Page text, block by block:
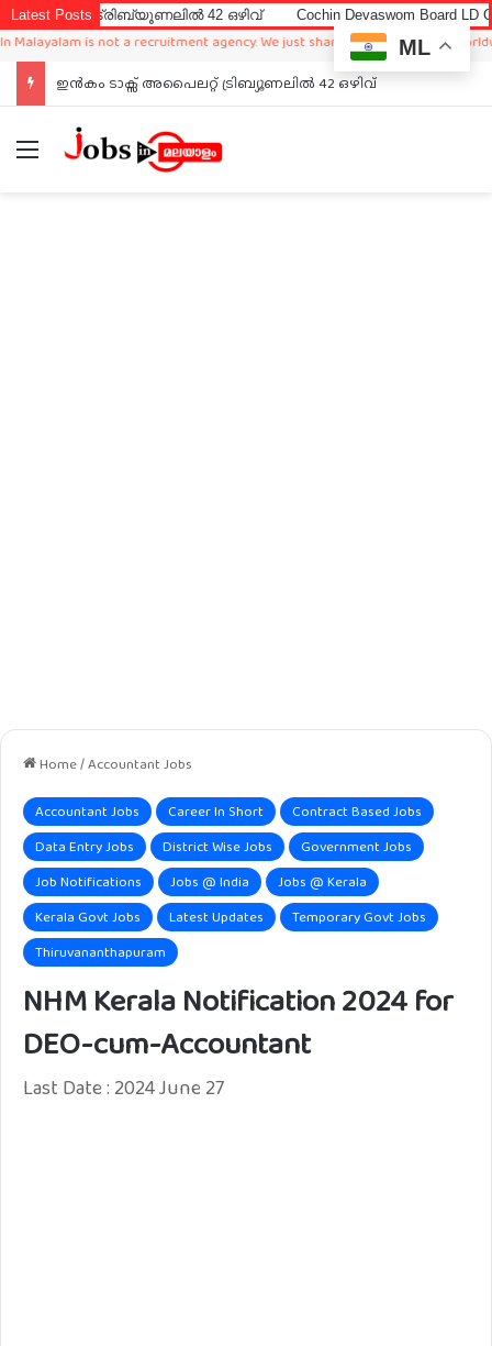
Latest Posts 42 ഒഴിവ് Cochin Devaswom Board LD Clerk Exam
is not a recruitment agency. We just sharing available job in worldwide
ഇൻകം ടാക്സ് അപൈലറ്റ് ട്രിബ്യൂണലിൽ 42 ഒഴിവ്
Menu
Home/Accountant Jobs
Accountant Jobs Career In Short
Contract Based Jobs
Data Entry Jobs
District Wise Jobs
Government Jobs
Job Notifications
Jobs @ India
Jobs @ Kerala
Kerala Govt Jobs
Latest Updates
Temporary Govt Jobs
Thiruvananthapuram
NHM Kerala Notification 2024 for
DEO-cum-Accountant
Last Date : 2024 June 27
ML